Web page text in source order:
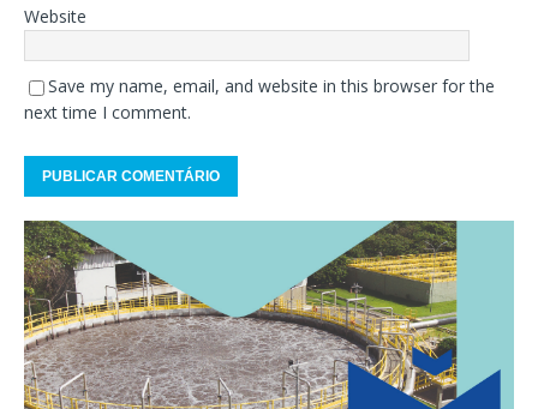
Website
Save my name, email, and website in this browser for the
next time I comment.